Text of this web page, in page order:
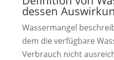
dessen
Wassermangel
dem die verfügbare
Verbrauch nicht